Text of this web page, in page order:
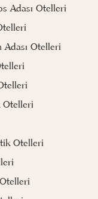
Adası Otelleri
Adası Otelleri
Otelleri
Otelleri